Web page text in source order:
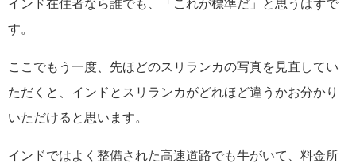
インド在住者なら誰でも、「これが標準だ」と思うはずで
す。
ここでもう一度、先ほどのスリランカの写真を見直してい
ただくと、インドとスリランカがどれほど違うかお分かり
いただけると思います。
インドではよく整備された高速道路でも牛がいて、料金所